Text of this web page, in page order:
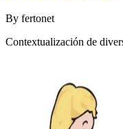
By fertonet
Contextualización de